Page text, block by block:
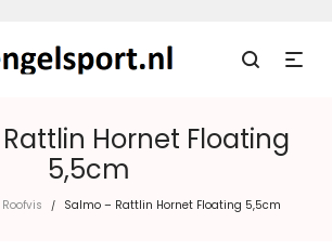
Hornet Floating
5,5cm
Roofvis / Salmo – Rattlin Hornet Floating 5,5cm